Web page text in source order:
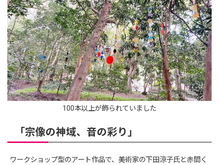
100本以上が飾られていました
「宗像の神域、音の彩り」
ワークショップ型のアート作品で、美術家の下田涼子氏と赤間く